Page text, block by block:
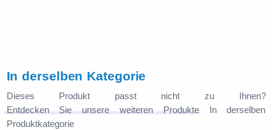
In derselben Kategorie
Dieses Produkt passt nicht zu Ihnen?
Entdecken Sie unsere weiteren ProdukteIn derselben
Produktkategorie